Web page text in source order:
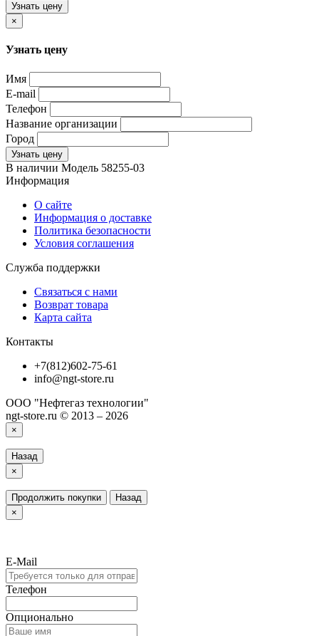
Узнать цену
×
Узнать цену
Имя
E-mail
Телефон
Название организации
Город
Узнать цену
В наличии Модель 58255-03
Информация
О сайте
Информация о доставке
Политика безопасности
Условия соглашения
Служба поддержки
Связаться с нами
Возврат товара
Карта сайта
Контакты
+7(812)602-75-61
info@ngt-store.ru
ООО "Нефтегаз технологии"
ngt-store.ru © 2013 – 2026
×
Назад
×
Продолжить покупки
Назад
×
E-Mail
Телефон
Опционально